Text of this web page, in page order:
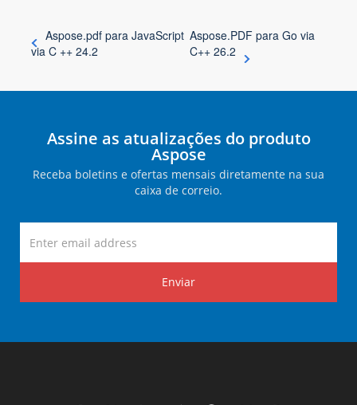
Aspose.pdf para JavaScript
via C ++ 24.2
Aspose.PDF para Go via
C++ 26.2
Assine as atualizações do produto
Aspose
Receba boletins e ofertas mensais diretamente na sua
caixa de correio.
Enviar